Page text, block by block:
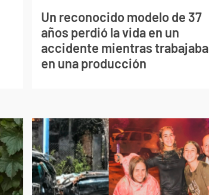
Un reconocido modelo de 37
años perdió la vida en un
accidente mientras trabajaba
en una producción